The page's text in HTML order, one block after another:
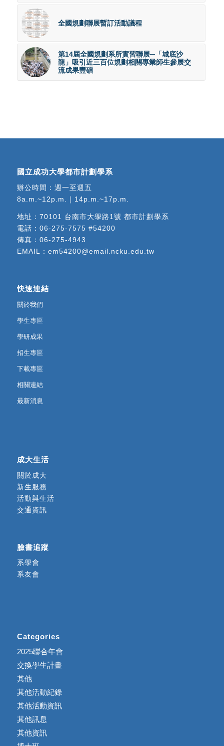
全國規劃聯展暫訂活動議程
第14屆全國規劃系所實習聯展─「城底沙
龍」吸引近三百位規劃相關專業師生參展交
流成果豐碩
國立成功大學都市計劃學系
辦公時間：週一至週五
8a.m.~12p.m.｜14p.m.~17p.m.
地址： 70101 台南市大學路1號 都市計劃學系
電話： 06-275-7575 #54200
傳真：06-275-4943
EMAIL： em54200@email.ncku.edu.tw
快速連結
關於我們
學生專區
學研成果
招生專區
下載專區
相關連結
最新消息
成大生活
關於成大
新生服務
活動與生活
交通資訊
臉書追蹤
系學會
系友會
Categories
2025聯合年會
交換學生計畫
其他
其他活動紀錄
其他活動資訊
其他訊息
其他資訊